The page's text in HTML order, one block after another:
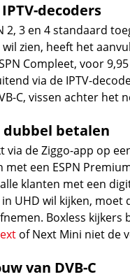
decoders
2, 3 en 4 standaard
zien, heeft het
Compleet, voor
via de IPTV-
C, vissen achter het
dubbel betalen
via de Ziggo-app op
een ESPN
klanten met een
UHD wil kijken,
Boxless kijkers
of Next Mini niet de
van DVB-C